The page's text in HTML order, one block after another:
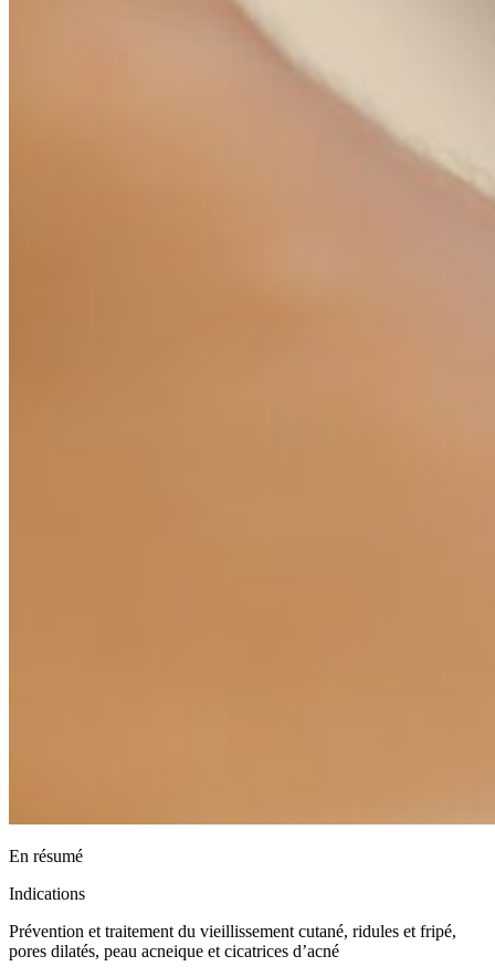
En résumé
Indications
Prévention et traitement du vieillissement cutané, ridules et fripé,
pores dilatés, peau acneique et cicatrices d’acné